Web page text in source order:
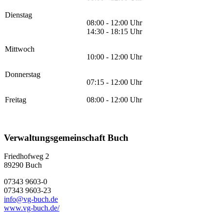
Dienstag
08:00 - 12:00 Uhr
14:30 - 18:15 Uhr
Mittwoch
10:00 - 12:00 Uhr
Donnerstag
07:15 - 12:00 Uhr
Freitag 08:00 - 12:00 Uhr
Verwaltungsgemeinschaft Buch
Friedhofweg 2
89290 Buch
07343 9603-0
07343 9603-23
info@vg-buch.de
www.vg-buch.de/